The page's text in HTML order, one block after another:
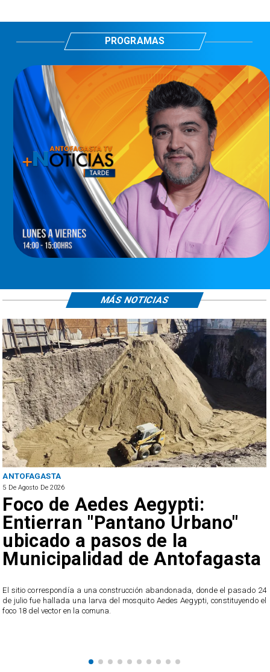
PROGRAMAS
ANTOFAGASTA
5 De Agosto De 2026
Foco de Aedes Aegypti:
Entierran "Pantano Urbano"
ubicado a pasos de la
Municipalidad de Antofagasta
El sitio correspondía a una construcción abandonada, donde el pasado 24
de julio fue hallada una larva del mosquito Aedes Aegypti, constituyendo el
foco 18 del vector en la comuna.
MÁS NOTICIAS